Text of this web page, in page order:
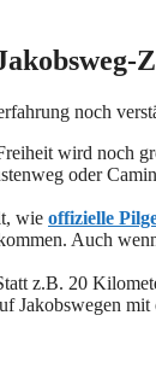
noch
wird noch
oder
wie offizielle
Auch
z.B. 20
Jakobswegen